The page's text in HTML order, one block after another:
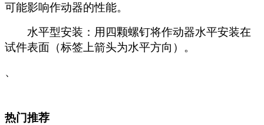
可能影响作动器的性能。
水平型安装：用四颗螺钉将作动器水平安装在
试件表面（标签上箭头为水平方向）。
、
热门推荐